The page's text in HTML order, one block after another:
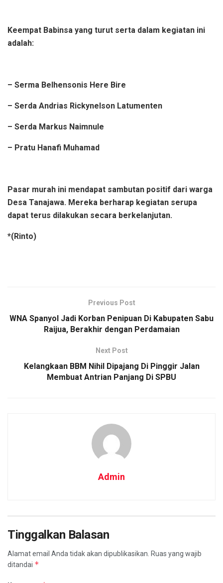
Keempat Babinsa yang turut serta dalam kegiatan ini
adalah:
– Serma Belhensonis Here Bire
– Serda Andrias Rickynelson Latumenten
– Serda Markus Naimnule
– Pratu Hanafi Muhamad
Pasar murah ini mendapat sambutan positif dari warga
Desa Tanajawa. Mereka berharap kegiatan serupa
dapat terus dilakukan secara berkelanjutan.
*(Rinto)
Previous Post
WNA Spanyol Jadi Korban Penipuan Di Kabupaten Sabu
Raijua, Berakhir dengan Perdamaian
Next Post
Kelangkaan BBM Nihil Dipajang Di Pinggir Jalan
Membuat Antrian Panjang Di SPBU
Admin
Tinggalkan Balasan
Alamat email Anda tidak akan dipublikasikan. Ruas yang wajib
ditandai *